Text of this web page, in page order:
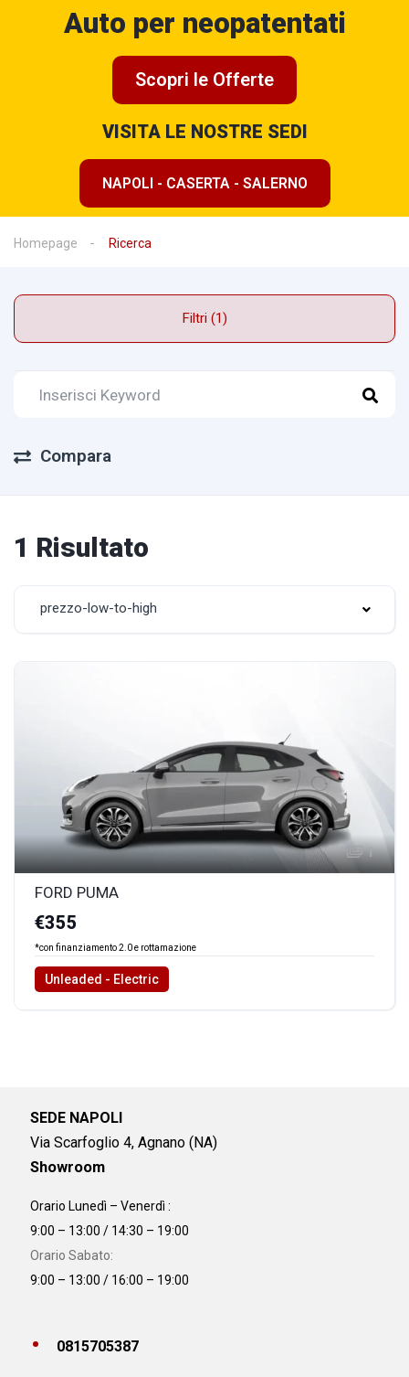
Auto per neopatentati
Scopri le Offerte
VISITA LE NOSTRE SEDI
NAPOLI - CASERTA - SALERNO
Homepage Ricerca
Filtri (1)
Compara
1 Risultato
prezzo-low-to-high
1
FORD PUMA
€355
*con finanziamento 2.0 e rottamazione
Unleaded - Electric
SEDE NAPOLI
Via Scarfoglio 4, Agnano (NA)
Showroom
Orario Lunedì – Venerdì :
9:00 – 13:00 / 14:30 – 19:00
Orario Sabato:
9:00 – 13:00 / 16:00 – 19:00
0815705387